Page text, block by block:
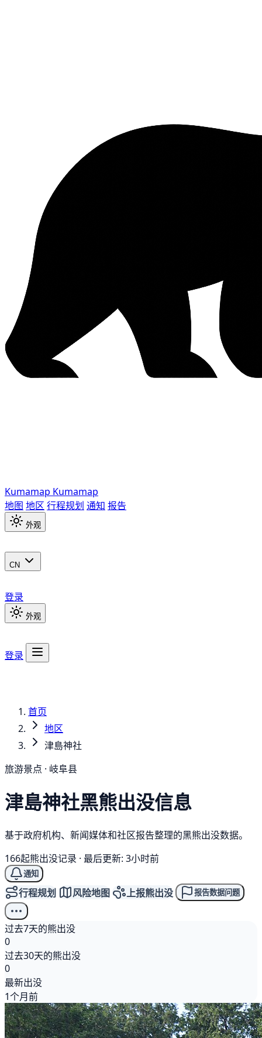
Kumamap Kumamap
地图 地区 行程规划 通知 报告
外观
CN
登录
外观
登录
首页
地区
津島神社
旅游景点 · 岐阜县
津島神社黑熊出没信息
基于政府机构、新闻媒体和社区报告整理的黑熊出没数据。
166起熊出没记录 · 最后更新: 3小时前
通知
行程规划 风险地图 上报熊出没 报告数据问题
过去7天的熊出没
0
过去30天的熊出没
0
最新出没
1个月前